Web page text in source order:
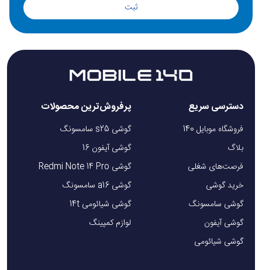
ثبت
دسترسی سریع
فروشگاه موبایل 140
بلاگ
فرصت‌های شغلی
خرید گوشی
گوشی سامسونگ
گوشی آیفون
گوشی شیائومی
پرفروش‌ترین محصولات
گوشی s25 سامسونگ
گوشی آیفون 16
گوشی Redmi Note 14 Pro
گوشی a16 سامسونگ
گوشی شیائومی 14t
لوازم کمپینگ